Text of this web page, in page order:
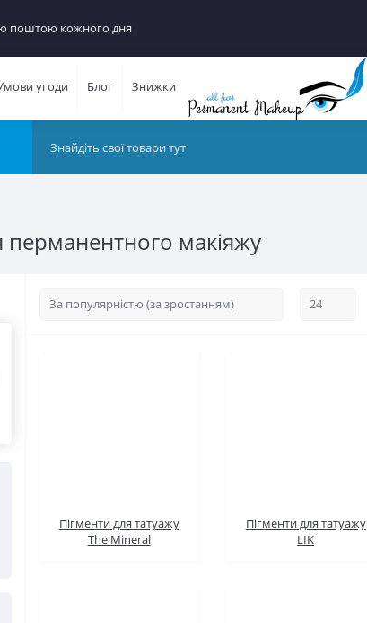
кожного дня
угоди Блог Знижки
макіяжу
Пігменти для татуажу
The Mineral
Пігменти для татуажу
LIK